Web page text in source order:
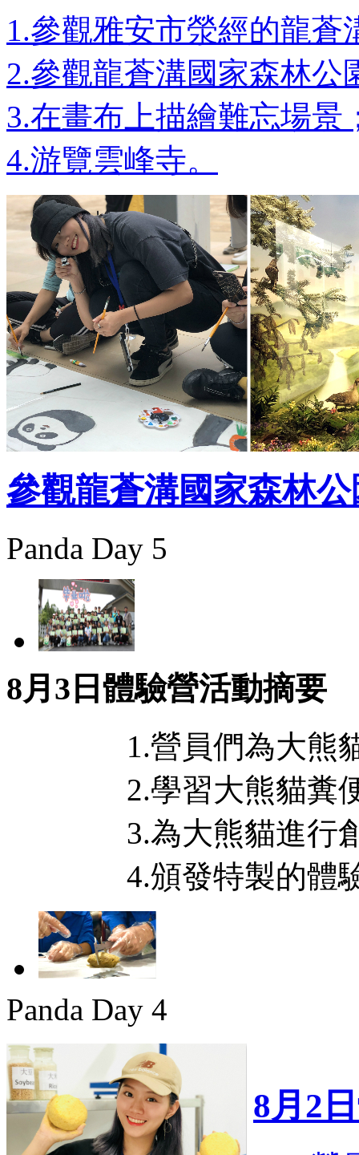
1.參觀雅安市滎經的龍蒼
2.參觀龍蒼溝國家森林公
3.在畫布上描繪難忘場景
4.游覽雲峰寺。
參觀龍蒼溝國家森林
Panda Day 5
8月3日體驗營活動摘要
1.營員們為大熊貓
2.學習大熊貓糞便
3.為大熊貓進行創
4.頒發特製的體驗
Panda Day 4
8月2